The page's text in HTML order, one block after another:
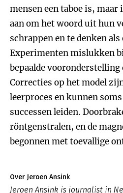
mensen een taboe is,
aan om het woord uit hun
schrappen en te denken
Experimenten mislukken
bepaalde
Correcties op het model
leerproces en kunnen
successen leiden.
röntgenstralen, en de
begonnen met toevallige
Over Jeroen Ansink
Jeroen Ansink is journalist in